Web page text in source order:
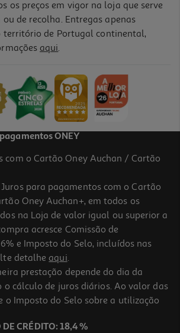
Xarope 200ml
Energy Gummies 70un
os preços em vigor na loja que serve
de recolha. Entregas apenas
território de Portugal continental,
aqui.
ONEY
com o Cartão Oney Auchan / Cartão
para pagamentos com o Cartão
Oney Auchan+, em todos os
na Loja de valor igual ou superior a
acresce Comissão de
e Imposto do Selo, incluídos nas
detalhe aqui.
prestação depende do dia da
o cálculo de juros diários. Ao valor das
o Imposto do Selo sobre a utilização
DE CRÉDITO: 18,4 %